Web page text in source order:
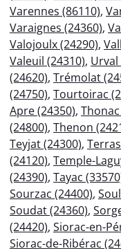
Varennes (86110),
Varaignes (24360),
Valojoulx (24290),
Valeuil (24310), Urval
(24620), Trémolat
(24750), Tourtoirac
Apre (24350),
(24800), Thenon
Teyjat (24300),
(24120), Temple-
(24390), Tayac
Sourzac (24400),
Soudat (24360),
(24420), Siorac-en-
Siorac-de-Ribérac